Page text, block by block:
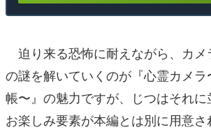
迫り来る恐怖に耐えながら、カメ
の謎を解いていくのが『心霊カメ
帳〜』の魅力ですが、じつはそれ
お楽しみ要素が本編とは別に用意